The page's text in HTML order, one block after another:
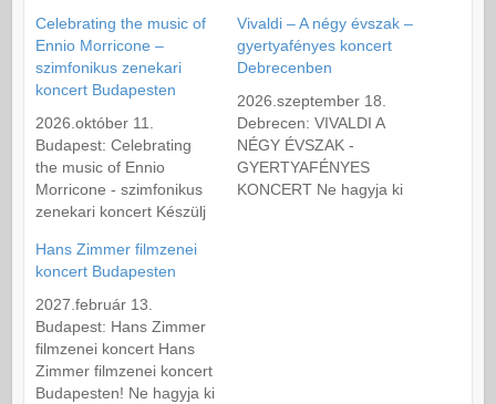
Celebrating the music of
Ennio Morricone –
szimfonikus zenekari
koncert Budapesten
2026.október 11.
Budapest: Celebrating
the music of Ennio
Morricone - szimfonikus
zenekari koncert Készülj
zenei estére, amely
minden idők egyik
legnagyobb
filmzeneszerzőjének
munkássága előtt
tiszteleg. Az ikonikus
Ennio Morricone
Vivaldi – A négy évszak –
gyertyafényes koncert
Debrecenben
2026.szeptember 18.
Debrecen: VIVALDI A
NÉGY ÉVSZAK -
GYERTYAFÉNYES
KONCERT Ne hagyja ki
Hans Zimmer filmzenei
koncert Budapesten
2027.február 13.
Budapest: Hans Zimmer
filmzenei koncert Hans
Zimmer filmzenei koncert
Budapesten! Ne hagyja ki